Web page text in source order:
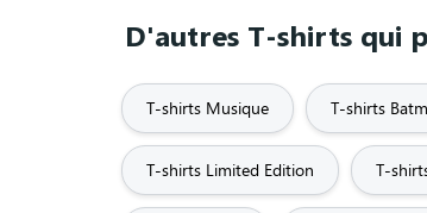
D'autres T-shirts qui
T-shirts Musique T-shirts
T-shirts Limited Edition T-